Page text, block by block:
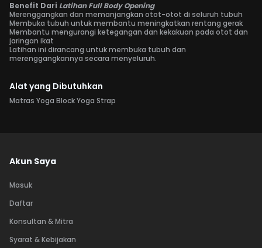
Benefit Dari Latihan Full Body Opening
Merenggangkan dan memanjangkan otot-otot di seluruh tubuh
Membuka tubuh untuk membantu meningkatkan rentang gerak
Membantu mengurangi ketegangan dan kekakuan pada otot dan
jaringan ikat
Latihan ini dirancang untuk membuka tubuh dan
merenggangkannya secara menyeluruh.
Alat yang Dibutuhkan
Matras Yoga Block Yoga Strap
Akun Saya
Masuk
Daftar
Konsultan & Mitra
Syarat & Kebijakan